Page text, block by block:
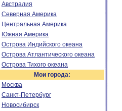
Австралия
Северная Америка
Центральная Америка
Южная Америка
Острова Индийского океана
Острова Атлантического океана
Острова Тихого океана
Мои города:
Москва
Санкт-Петербург
Новосибирск